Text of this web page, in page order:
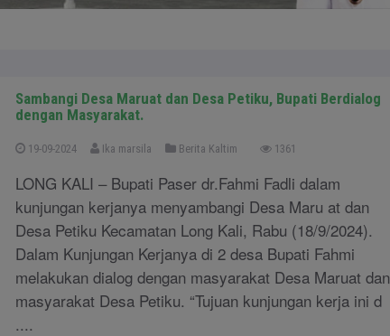
Sambangi Desa Maruat dan Desa Petiku, Bupati Berdialog
dengan Masyarakat.
19-09-2024 Ika marsila Berita Kaltim 1361
LONG KALI – Bupati Paser dr.Fahmi Fadli dalam
kunjungan kerjanya menyambangi Desa Maru at dan
Desa Petiku Kecamatan Long Kali, Rabu (18/9/2024).
Dalam Kunjungan Kerjanya di 2 desa Bupati Fahmi
melakukan dialog dengan masyarakat Desa Maruat dan
masyarakat Desa Petiku. “Tujuan kunjungan kerja ini d
....